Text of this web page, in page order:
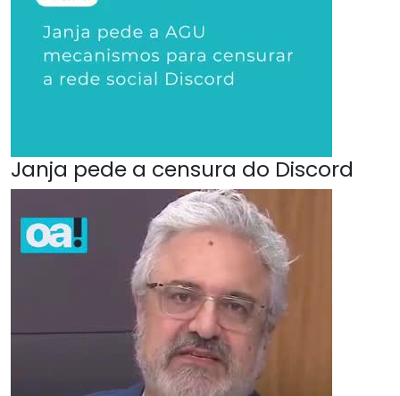
Janja pede a censura do Discord